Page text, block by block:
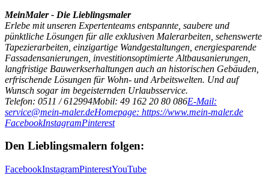
MeinMaler - Die Lieblingsmaler
Erlebe mit unseren Expertenteams entspannte, saubere und
pünktliche Lösungen für alle exklusiven Malerarbeiten, sehenswerte
Tapezierarbeiten, einzigartige Wandgestaltungen, energiesparende
Fassadensanierungen, investitionsoptimierte Altbausanierungen,
langfristige Bauwerkserhaltungen auch an historischen Gebäuden,
erfrischende Lösungen für Wohn- und Arbeitswelten. Und auf
Wunsch sogar im begeisternden Urlaubsservice.
Telefon: 0511 / 612994Mobil: 49 162 20 80 086E-Mail:
service@mein-maler.deHomepage: https://www.mein-maler.de
FacebookInstagramPinterest
Den Lieblingsmalern folgen:
FacebookInstagramPinterestYouTube